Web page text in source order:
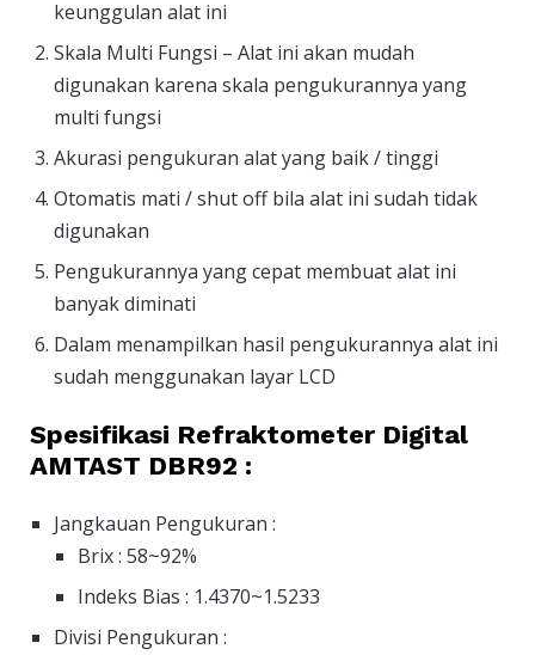
keunggulan alat ini
Skala Multi Fungsi – Alat ini akan mudah
digunakan karena skala pengukurannya yang
multi fungsi
Akurasi pengukuran alat yang baik / tinggi
Otomatis mati / shut off bila alat ini sudah tidak
digunakan
Pengukurannya yang cepat membuat alat ini
banyak diminati
Dalam menampilkan hasil pengukurannya alat ini
sudah menggunakan layar LCD
Spesifikasi Refraktometer Digital
AMTAST DBR92 :
Jangkauan Pengukuran :
Brix : 58~92%
Indeks Bias : 1.4370~1.5233
Divisi Pengukuran :